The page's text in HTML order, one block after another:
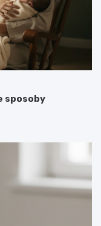
sposoby